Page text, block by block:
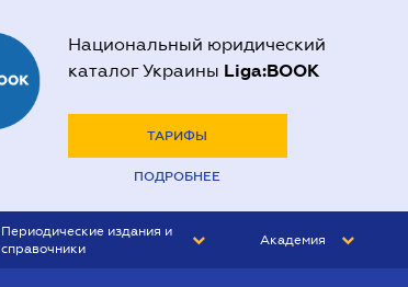
Национальный юридический
каталог Украины Liga:BOOK
ТАРИФЫ
ПОДРОБНЕЕ
Периодические издания и
справочники
Академия